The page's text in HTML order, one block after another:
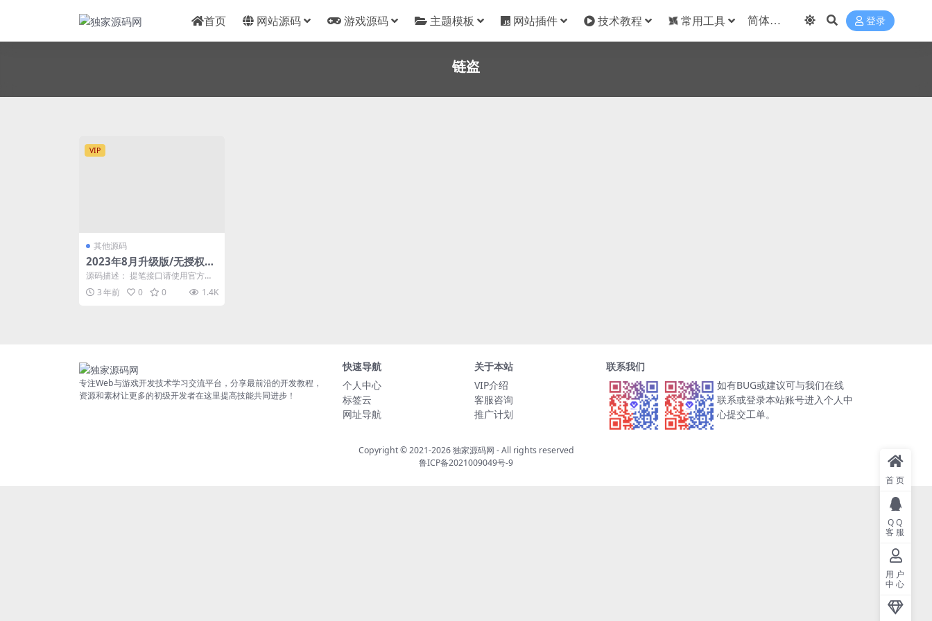
首页 网站源码 游戏源码 主题模板 网站插件 技术教程 常用工具 登录
链盗
VIP
其他源码
2023年8月升级版/无授权提
示/云挖矿模式4链盗u源码/
秒u源码
源码描述： 提笔接口请使用官方提
笔，第三方提笔都有风险 后门你们
也扫扫，有两个图...
3 年前 0 0 1.4K
专注Web与游戏开发技术学习交流平台，分享最前沿的开发教程，
资源和素材让更多的初级开发者在这里提高技能共同进步！
快速导航
个人中心
标签云
网址导航
关于本站
VIP介绍
客服咨询
推广计划
联系我们
如有BUG或建议可与我们在线
联系或登录本站账号进入个人中
心提交工单。
Copyright © 2021-2026独家源码网 - All rights reserved
鲁ICP备2021009049号-9
首页
QQ
客服
用户
中心